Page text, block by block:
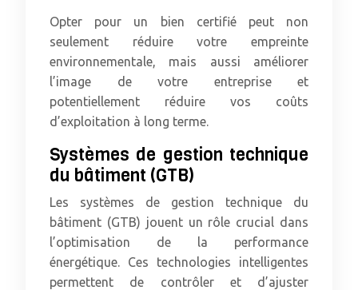
Opter pour un bien certifié peut non
seulement réduire votre empreinte
environnementale, mais aussi améliorer
l’image de votre entreprise et
potentiellement réduire vos coûts
d’exploitation à long terme.
Systèmes de gestion technique
du bâtiment (GTB)
Les systèmes de gestion technique du
bâtiment (GTB) jouent un rôle crucial dans
l’optimisation de la performance
énergétique. Ces technologies intelligentes
permettent de contrôler et d’ajuster